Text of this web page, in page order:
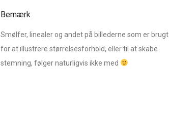
Bemærk
Smølfer, linealer og andet på billederne som er brugt
for at illustrere størrelsesforhold, eller til at skabe
stemning, følger naturligvis ikke med